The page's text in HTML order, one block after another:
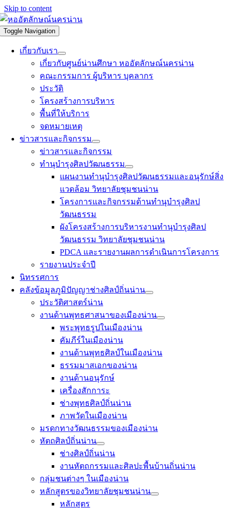
Skip to content
Toggle Navigation
เกี่ยวกับเรา
เกี่ยวกับศูนย์น่านศึกษา หออัตลักษณ์นครน่าน
คณะกรรมการ ผู้บริหาร บุคลากร
ประวัติ
โครงสร้างการบริหาร
พื้นที่ให้บริการ
จดหมายเหตุ
ข่าวสารและกิจกรรม
ข่าวสารและกิจกรรม
ทำนุบำรุงศิลปวัฒนธรรม
แผนงานทำนุบำรุงศิลปวัฒนธรรมและอนุรักษ์สิ่ง
แวดล้อม วิทยาลัยชุมชนน่าน
โครงการและกิจกรรมด้านทำนุบำรุงศิลป
วัฒนธรรม
ผังโครงสร้างการบริหารงานทำนุบำรุงศิลป
วัฒนธรรม วิทยาลัยชุมชนน่าน
PDCA และรายงานผลการดำเนินการโครงการ
รายงานประจำปี
นิทรรศการ
คลังข้อมูลภูมิปัญญาช่างศิลป์ถิ่นน่าน
ประวัติศาสตร์น่าน
งานด้านพุทธศาสนาของเมืองน่าน
พระพุทธรูปในเมืองน่าน
คัมภีร์ในเมืองน่าน
งานด้านพุทธศิลป์ในเมืองน่าน
ธรรมมาสเอกของน่าน
งานด้านอนุรักษ์
เครื่องสักการะ
ช่างพุทธศิลป์ถิ่นน่าน
ภาพวัดในเมืองน่าน
มรดกทางวัฒนธรรมของเมืองน่าน
หัตถศิลป์ถิ่นน่าน
ช่างศิลป์ถิ่นน่าน
งานหัตถกรรมและศิลปะพื้นบ้านถิ่นน่าน
กลุ่มชนต่างๆ ในเมืองน่าน
หลักสูตรของวิทยาลัยชุมชนน่าน
หลักสูตร